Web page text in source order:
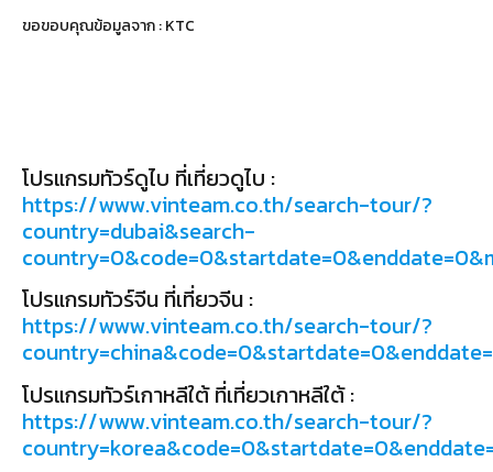
ขอขอบคุณข้อมูลจาก : KTC
โปรแกรมทัวร์ดูไบ ที่เที่ยวดูไบ :
https://www.vinteam.co.th/search-tour/?
country=dubai&search-
โปรแกรมทัวร์จีน ที่เที่ยวจีน :
https://www.vinteam.co.th/search-tour/?
โปรแกรมทัวร์เกาหลีใต้ ที่เที่ยวเกาหลีใต้ :
https://www.vinteam.co.th/search-tour/?